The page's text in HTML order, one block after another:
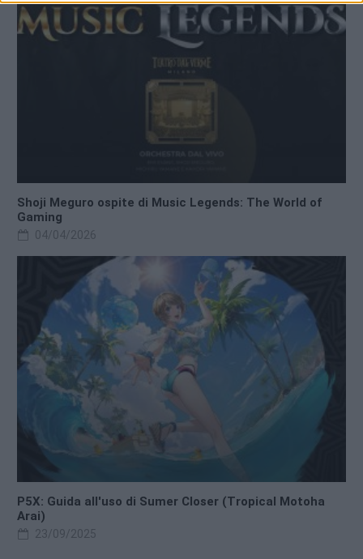
Shoji Meguro ospite di Music Legends: The World of
Gaming
04/04/2026
P5X: Guida all'uso di Sumer Closer (Tropical Motoha
Arai)
23/09/2025